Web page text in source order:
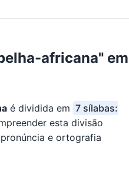
africana" em
é dividida em 7 sílabas:
esta divisão
e ortografia